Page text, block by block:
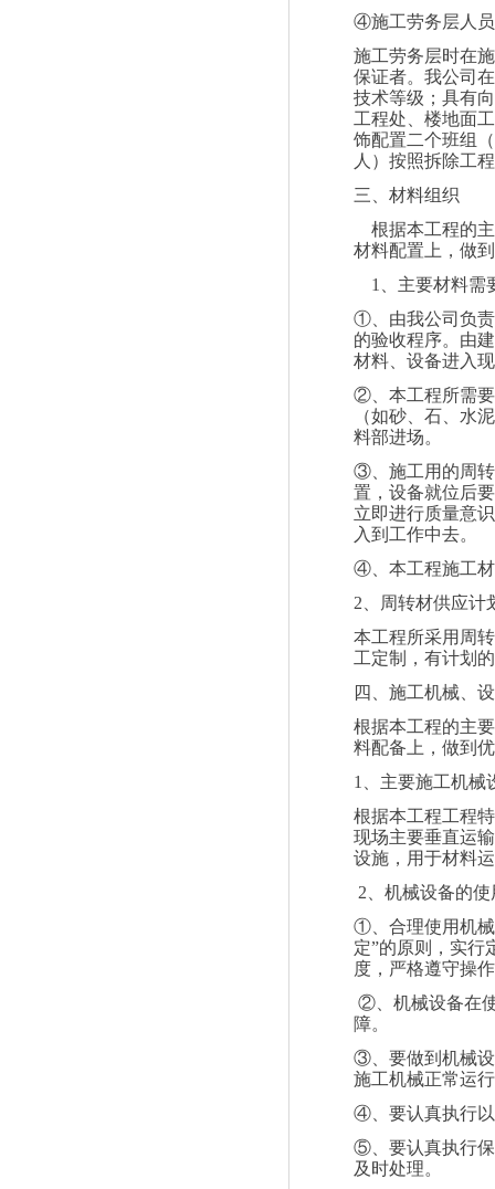
④施工劳务层人员
施工劳务层时在
保证者。我公司
技术等级；具有
工程处、楼地面
饰配置二个班组
人）按照拆除工
三、材料组织
根据本工程的
材料配置上，做
1
、主要材料需
①、由我公司负责
的验收程序。由
材料、设备进入
②、本工程所需要
（如砂、石、水
料部进场。
③、施工用的周转
置，设备就位后
立即进行质量意
入到工作中去。
④、本工程施工材
2 、周转材供应计
本工程所采用周
工定制，有计划
四、施工机械、
根据本工程的主
料配备上，做到
1
、主要施工机械
根据本工程工程
现场主要垂直运
设施，用于材料
2 、机械设备的
①、合理使用机械
定”的原则，实行
度，严格遵守操
②、机械设备在
障。
③、要做到机械设
施工机械正常运
④、要认真执行以
⑤、要认真执行保
及时处理。